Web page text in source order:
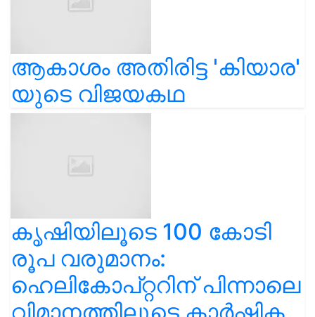
ആകാശം അതിരിട്ട 'കിയാര'
യുടെ വിജയകഥ
കൃഷിയിലൂടെ 100 കോടി
രൂപ വരുമാനം:
ഹെലികോപ്റ്ററിന് പിന്നാലെ